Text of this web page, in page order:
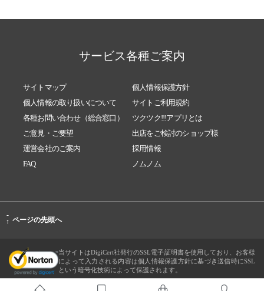
サービス各種ご案内
サイトマップ
個人情報保護方針
個人情報の取り扱いについて
サイトご利用規約
各種お問い合わせ（総合窓口）
ツクツク!!!アプリとは
ご意見・ご要望
出店をご検討のショップ様
運営会社のご案内
採用情報
FAQ
ノムノム
-
↑ ページの先頭へ
当サイトはDigiCert社発行のSSL電子証明書を使用しており、お客様
によって入力される内容は個人情報保護方針に基づき送信時にSSL
という暗号化技術によって保護されます。